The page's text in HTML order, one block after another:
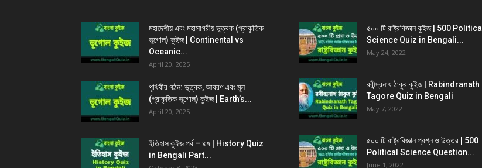
মহাদেশীয় এবং মহাসাগরীয় ভূত্বক (প্রাকৃতিক
ভূগোল) কুইজ | Continental vs
Oceanic...
April 20, 2025
পৃথিবীর গঠন: ভূত্বক, আবরণ এবং মূল
(প্রাকৃতিক ভূগোল) কুইজ | Earth’s...
April 20, 2025
ইতিহাস কুইজ পর্ব – ৪৭ | History Quiz
in Bengali Part...
৫০০ টি রাষ্ট্রবিজ্ঞান কুইজ | 500 Political
Science Quiz in Bengali...
May 24, 2022
রবীন্দ্রনাথ ঠাকুর কুইজ | Rabindranath
Tagore Quiz in Bengali
May 7, 2022
৫০০ টি রাষ্ট্রবিজ্ঞান প্রশ্ন ও উত্তর | 500
Political Science Question...
June 1, 2022